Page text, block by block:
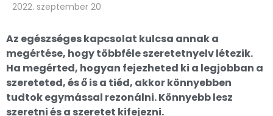
2022. szeptember 20
Az egészséges kapcsolat kulcsa annak a
megértése, hogy többféle szeretetnyelv létezik.
Ha megérted, hogyan fejezheted ki a legjobban a
szereteted, és ő is a tiéd, akkor könnyebben
tudtok egymással rezonálni. Könnyebb lesz
szeretni és a szeretet kifejezni.